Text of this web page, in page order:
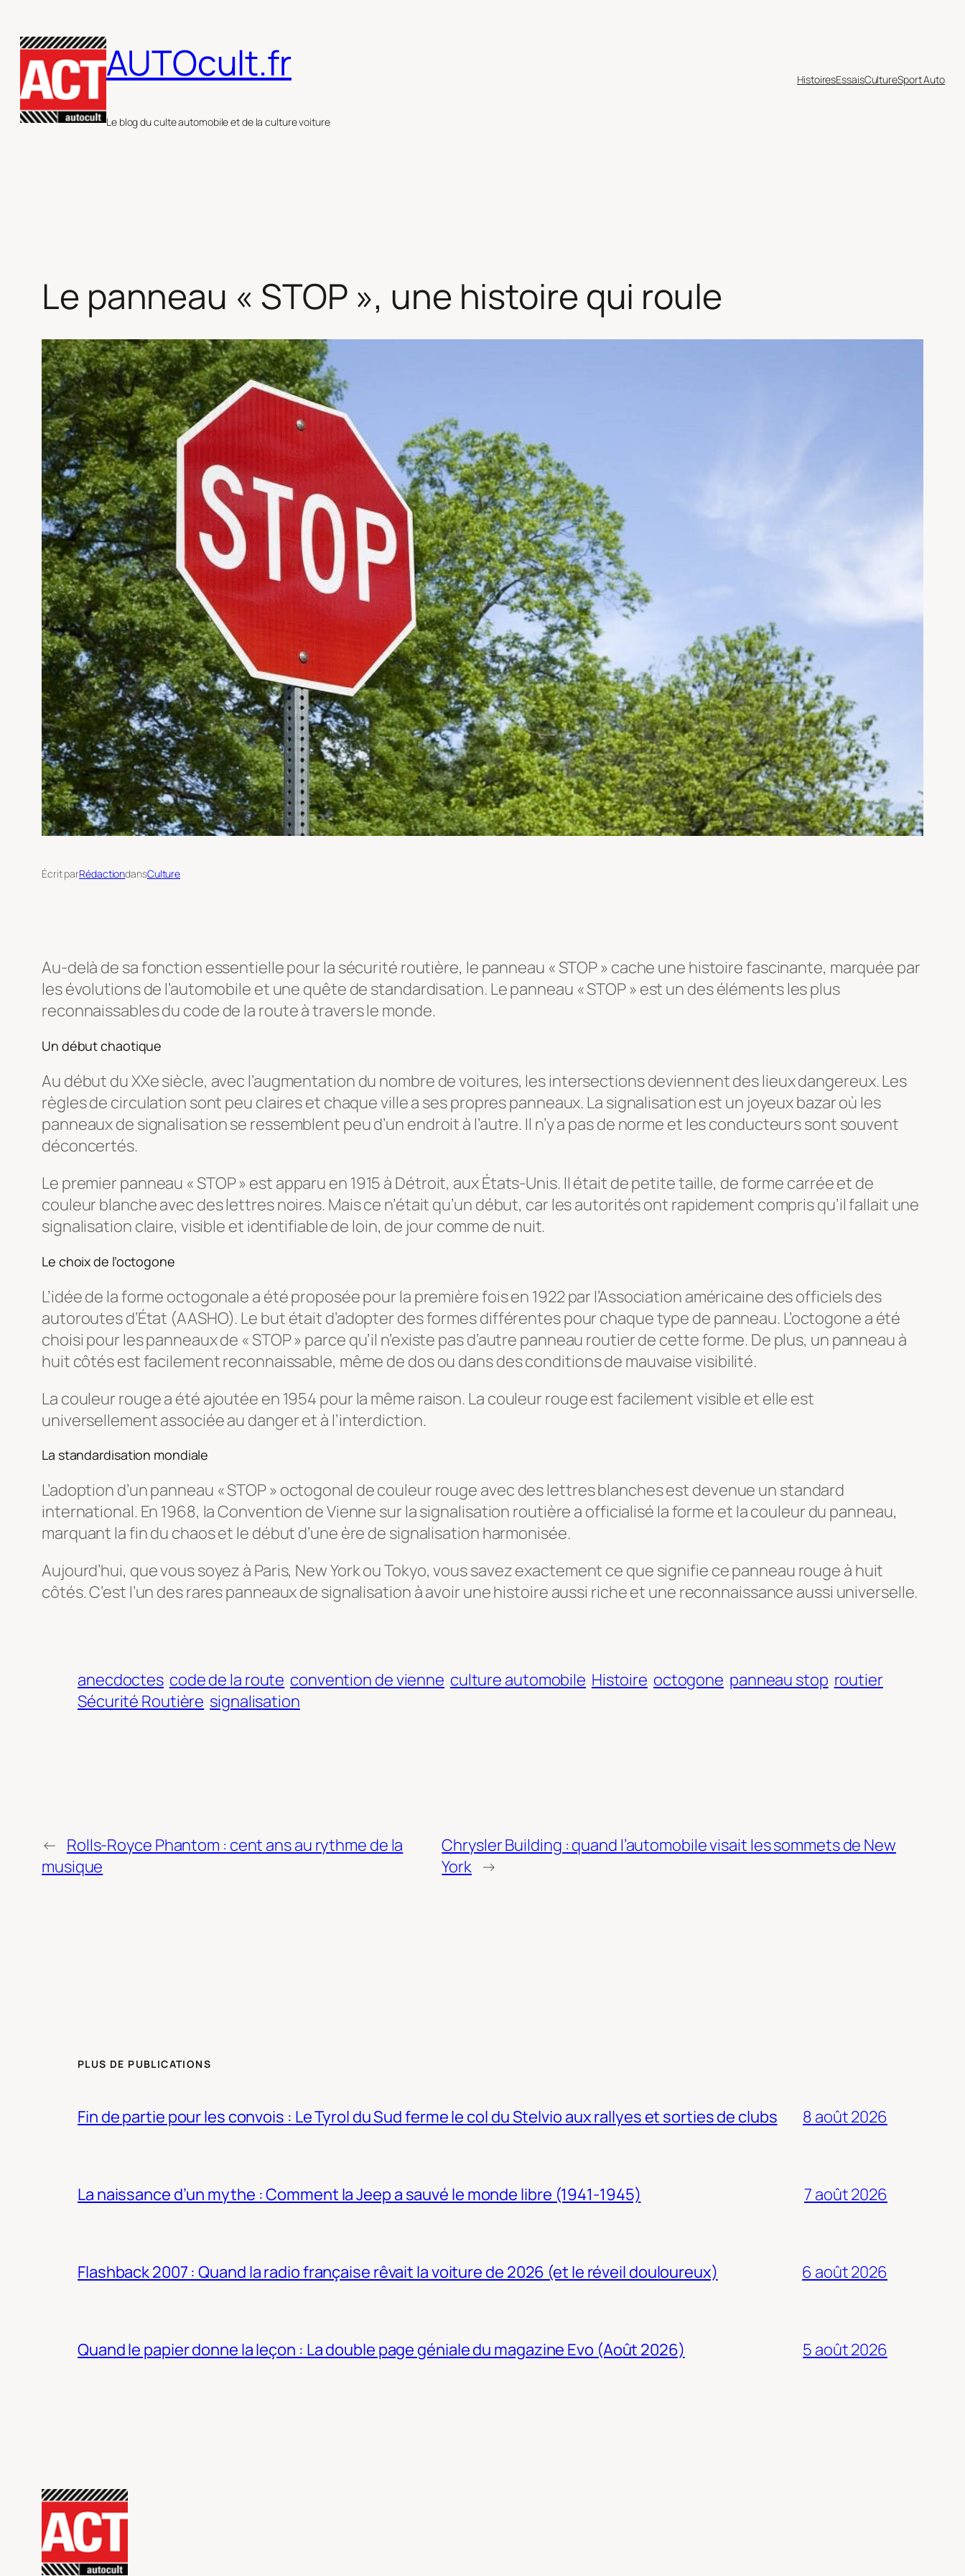
au
contenu
AUTOcult.fr
Le blog du culte automobile et de la culture voiture
HistoiresEssaisCultureSport Auto
Le panneau « STOP », une histoire qui roule
Écrit parRédactiondansCulture
Au-delà de sa fonction essentielle pour la sécurité routière, le panneau « STOP » cache une histoire fascinante, marquée par
les évolutions de l’automobile et une quête de standardisation. Le panneau « STOP » est un des éléments les plus
reconnaissables du code de la route à travers le monde.
Un début chaotique
Au début du XXe siècle, avec l’augmentation du nombre de voitures, les intersections deviennent des lieux dangereux. Les
règles de circulation sont peu claires et chaque ville a ses propres panneaux. La signalisation est un joyeux bazar où les
panneaux de signalisation se ressemblent peu d’un endroit à l’autre. Il n’y a pas de norme et les conducteurs sont souvent
déconcertés.
Le premier panneau « STOP » est apparu en 1915 à Détroit, aux États-Unis. Il était de petite taille, de forme carrée et de
couleur blanche avec des lettres noires. Mais ce n’était qu’un début, car les autorités ont rapidement compris qu’il fallait une
signalisation claire, visible et identifiable de loin, de jour comme de nuit.
Le choix de l’octogone
L’idée de la forme octogonale a été proposée pour la première fois en 1922 par l’Association américaine des officiels des
autoroutes d’État (AASHO). Le but était d’adopter des formes différentes pour chaque type de panneau. L’octogone a été
choisi pour les panneaux de « STOP » parce qu’il n’existe pas d’autre panneau routier de cette forme. De plus, un panneau à
huit côtés est facilement reconnaissable, même de dos ou dans des conditions de mauvaise visibilité.
La couleur rouge a été ajoutée en 1954 pour la même raison. La couleur rouge est facilement visible et elle est
universellement associée au danger et à l’interdiction.
La standardisation mondiale
L’adoption d’un panneau « STOP » octogonal de couleur rouge avec des lettres blanches est devenue un standard
international. En 1968, la Convention de Vienne sur la signalisation routière a officialisé la forme et la couleur du panneau,
marquant la fin du chaos et le début d’une ère de signalisation harmonisée.
Aujourd’hui, que vous soyez à Paris, New York ou Tokyo, vous savez exactement ce que signifie ce panneau rouge à huit
côtés. C’est l’un des rares panneaux de signalisation à avoir une histoire aussi riche et une reconnaissance aussi universelle.
anecdoctes code de la route convention de vienne culture automobile Histoire octogone panneau stop routier
Sécurité Routière signalisation
← Rolls-Royce Phantom : cent ans au rythme de la
musique
Chrysler Building : quand l’automobile visait les sommets de New
York →
PLUS DE PUBLICATIONS
Fin de partie pour les convois : Le Tyrol du Sud ferme le col du Stelvio aux rallyes et sorties de clubs 8 août 2026
La naissance d’un mythe : Comment la Jeep a sauvé le monde libre (1941-1945) 7 août 2026
Flashback 2007 : Quand la radio française rêvait la voiture de 2026 (et le réveil douloureux) 6 août 2026
Quand le papier donne la leçon : La double page géniale du magazine Evo (Août 2026) 5 août 2026